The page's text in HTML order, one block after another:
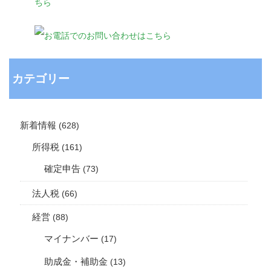
カテゴリー
新着情報 (628)
所得税 (161)
確定申告 (73)
法人税 (66)
経営 (88)
マイナンバー (17)
助成金・補助金 (13)